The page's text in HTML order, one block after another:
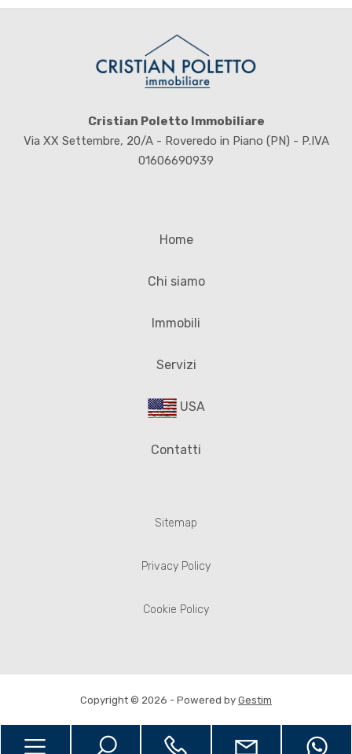
Cristian Poletto Immobiliare
Via XX Settembre, 20/A - Roveredo in Piano (PN) - P.IVA
01606690939
Home
Chi siamo
Immobili
Servizi
USA
Contatti
Sitemap
Privacy Policy
Cookie Policy
Copyright © 2026 - Powered by Gestim